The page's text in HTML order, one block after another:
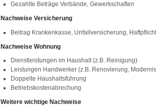
Gezahlte Beträge Verbände, Gewerkschaften
Nachweise Versicherung
Beitrag Krankenkasse, Unfallversicherung,
Nachweise Wohnung
Dienstleistungen im Haushalt (z.B. Reinigung)
Leistungen Handwerker (z.B. Renovierung,
Doppelte Haushaltsführung
Betriebskostenabrechung
Weitere wichtige Nachweise